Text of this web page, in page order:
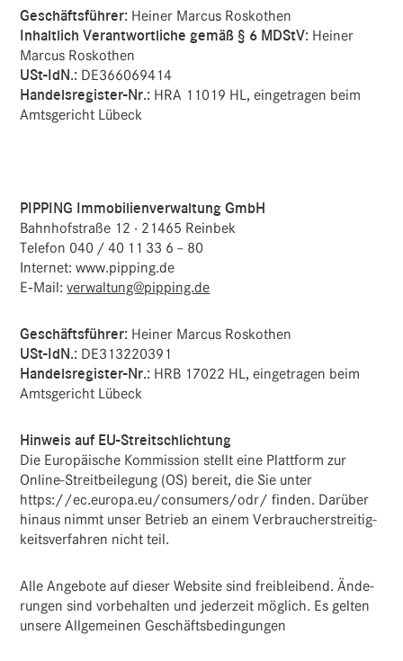
Geschäfts­führer: Heiner Marcus Roskothen
Inhalt­lich Verant­wort­liche gemäß § 6 MDStV: Heiner
Marcus Roskothen
USt-IdN.: DE366069414
Handels­re­gister-Nr.: HRA 11019 HL, einge­tragen beim
Amts­ge­richt Lübeck
PIPPING Immo­bi­li­en­ver­wal­tung GmbH
Bahn­hof­straße 12 · 21465 Reinbek
Telefon 040 / 40 11 33 6 – 80
Internet: www.pipping.de
E‑Mail:verwaltung@pipping.de
Geschäfts­führer: Heiner Marcus Roskothen
USt-IdN.: DE313220391
Handels­re­gister-Nr.: HRB 17022 HL, einge­tragen beim
Amts­ge­richt Lübeck
Hinweis auf EU-Streitschlichtung
Die Euro­päi­sche Kommis­sion stellt eine Platt­form zur
Online-Streit­bei­le­gung (OS) bereit, die Sie unter
https://ec.europa.eu/consumers/odr/ finden. Darüber
hinaus nimmt unser Betrieb an einem Verbrau­cher­strei­tig­
keits­ver­fahren nicht teil.
Alle Ange­bote auf dieser Website sind frei­blei­bend. Ände­
rungen sind vorbe­halten und jeder­zeit möglich. Es gelten
unsere Allge­meinen Geschäftsbedingungen